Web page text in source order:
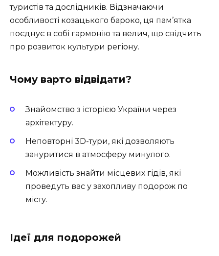
туристів та дослідників. Відзначаючи
особливості козацького бароко, ця пам’ятка
поєднує в собі гармонію та велич, що свідчить
про розвиток культури регіону.
Чому варто відвідати?
Знайомство з історією України через
архітектуру.
Неповторні 3D-тури, які дозволяють
зануритися в атмосферу минулого.
Можливість знайти місцевих гідів, які
проведуть вас у захопливу подорож по
місту.
Ідеї для подорожей